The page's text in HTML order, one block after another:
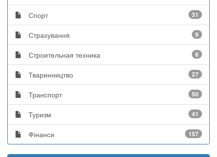
Спорт 31
Страхування 9
Строительная техника 6
Тваринництво 27
Транспорт 50
Туризм 41
Фінанси 157